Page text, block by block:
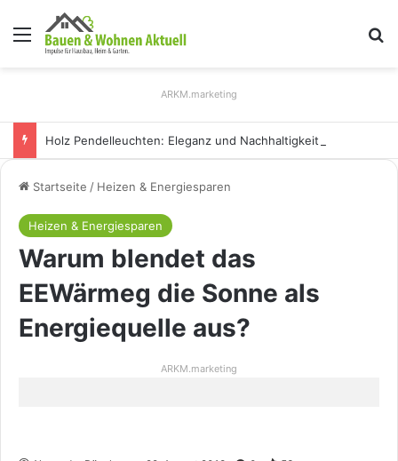
Menü
ARKM.marketing
Startseite / Heizen & Energiesparen
Heizen & Energiesparen
Warum blendet das
EEWärmeg die Sonne als
Energiequelle aus?
ARKM.marketing